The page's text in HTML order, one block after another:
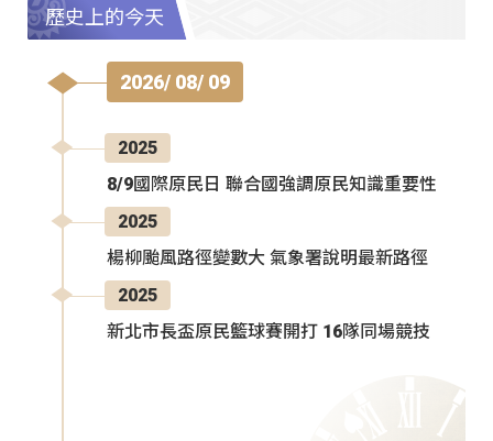
歷史上的今天
2026/ 08/ 09
2025
8/9國際原民日 聯合國強調原民知識重要性
2025
楊柳颱風路徑變數大 氣象署說明最新路徑
2025
新北市長盃原民籃球賽開打 16隊同場競技